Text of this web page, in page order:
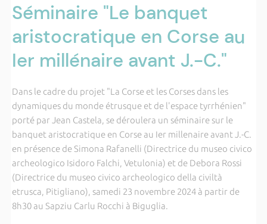
Séminaire "Le banquet
aristocratique en Corse au
Ier millénaire avant J.-C."
Dans le cadre du projet "La Corse et les Corses dans les
dynamiques du monde étrusque et de l'espace tyrrhénien"
porté par Jean Castela, se déroulera un séminaire sur le
banquet aristocratique en Corse au Ier millenaire avant J.-C.
en présence de Simona Rafanelli (Directrice du museo civico
archeologico Isidoro Falchi, Vetulonia) et de Debora Rossi
(Directrice du museo civico archeologico della civiltà
etrusca, Pitigliano), samedi 23 novembre 2024 à partir de
8h30 au Sapziu Carlu Rocchi à Biguglia.